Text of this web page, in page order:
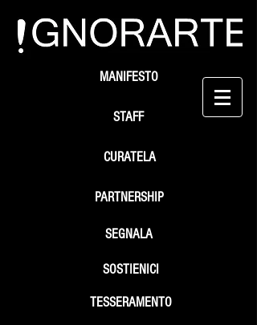
STAFF
SEGNALA
SOSTIENICI
MANIFESTO
PARTNERSHIP
TESSERAMENTO
CURATELA